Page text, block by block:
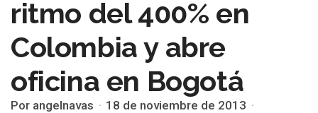
ritmo del 400% en
Colombia y abre
oficina en Bogotá
Por angelnavas 18 de noviembre de 2013